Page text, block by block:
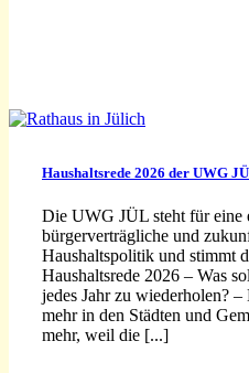
Haushaltsrede 2026 der UWG
Die UWG JÜL steht für eine
bürgerverträgliche und
Haushaltspolitik und stimmt
Haushaltsrede 2026 – Was
jedes Jahr zu wiederholen?
mehr in den Städten und
mehr, weil die [...]